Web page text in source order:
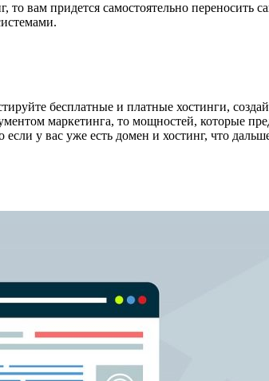
вам придется самостоятельно переносить
бесплатные и платные хостинги,
маркетинга, то мощностей, которые
у вас уже есть домен и хостинг, что